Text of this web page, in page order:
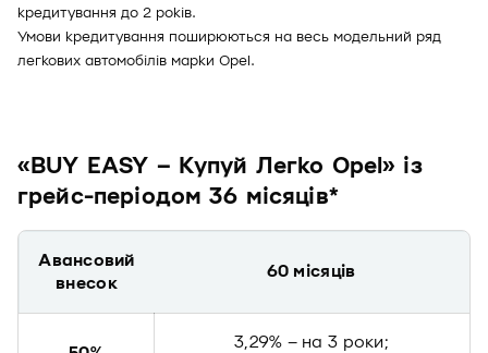
кредитування до 2 років.
Умови кредитування поширюються на весь модельний ряд
легкових автомобілів марки Opel.
«BUY EASY – Купуй Легко Opel» із
грейс-періодом 36 місяців*
Авансовий
внесок
60 місяців
3,29% – на 3 роки;